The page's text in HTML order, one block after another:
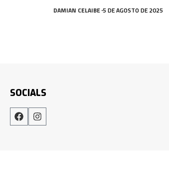
DAMIAN CELAIBE 5 DE AGOSTO DE 2025
SOCIALS